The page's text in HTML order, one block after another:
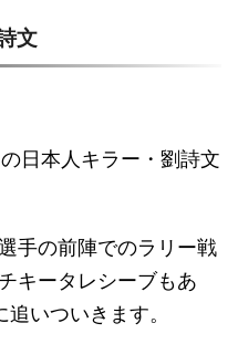
文
日本人キラー・劉詩文
手の前陣でのラリー戦
キータレシーブもあ
いついきます。